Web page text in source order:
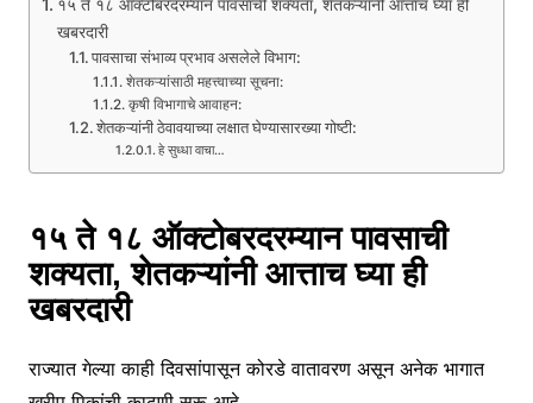
१५ ते १८ ऑक्टोबरदरम्यान पावसाची शक्यता, शेतकऱ्यांनी आत्ताच घ्या ही
खबरदारी
पावसाचा संभाव्य प्रभाव असलेले विभाग:
शेतकऱ्यांसाठी महत्त्वाच्या सूचना:
कृषी विभागाचे आवाहन:
शेतकऱ्यांनी ठेवावयाच्या लक्षात घेण्यासारख्या गोष्टी:
हे सुध्धा वाचा…
१५ ते १८ ऑक्टोबरदरम्यान पावसाची
शक्यता, शेतकऱ्यांनी आत्ताच घ्या ही
खबरदारी
राज्यात गेल्या काही दिवसांपासून कोरडे वातावरण असून अनेक भागात